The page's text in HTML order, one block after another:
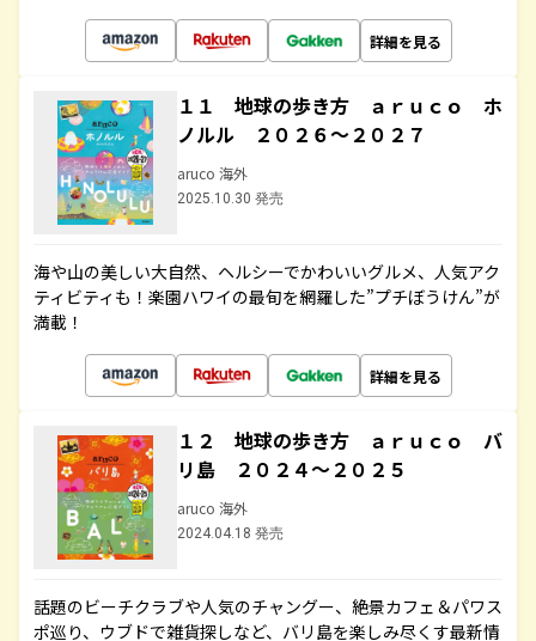
詳細を見る
１１ 地球の歩き方 ａｒｕｃｏ ホ
ノルル ２０２６～２０２７
aruco 海外
2025.10.30 発売
海や山の美しい大自然、ヘルシーでかわいいグルメ、人気アク
ティビティも！楽園ハワイの最旬を網羅した”プチぼうけん”が
満載！
詳細を見る
１２ 地球の歩き方 ａｒｕｃｏ バ
リ島 ２０２４～２０２５
aruco 海外
2024.04.18 発売
話題のビーチクラブや人気のチャングー、絶景カフェ＆パワス
ポ巡り、ウブドで雑貨探しなど、バリ島を楽しみ尽くす最新情